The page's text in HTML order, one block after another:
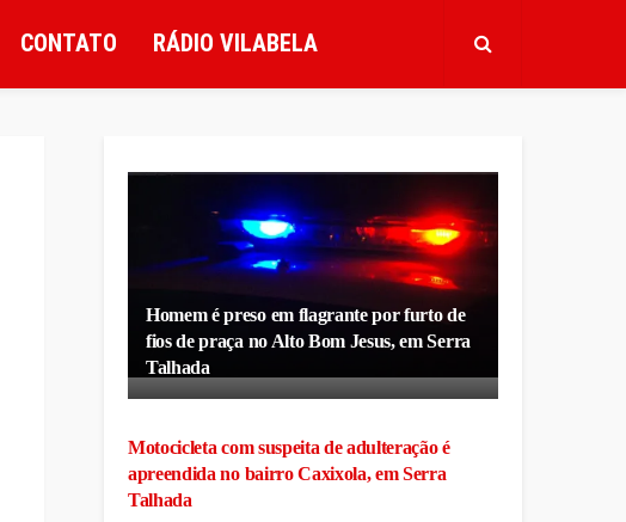
CONTATO RÁDIO VILABELA
Homem é preso em flagrante por furto de
fios de praça no Alto Bom Jesus, em Serra
Talhada
Motocicleta com suspeita de adulteração é
apreendida no bairro Caxixola, em Serra
Talhada